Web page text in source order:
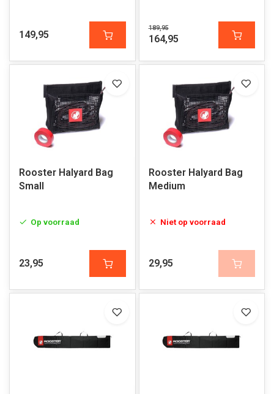
149,95
189,95
164,95
Rooster Halyard Bag
Small
Op voorraad
23,95
Rooster Halyard Bag
Medium
Niet op voorraad
29,95